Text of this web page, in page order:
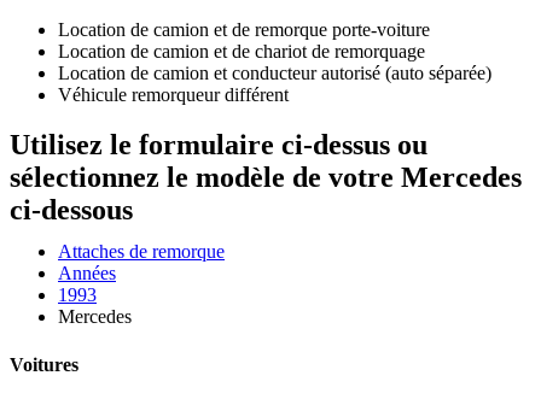
Location de camion et de remorque porte-voiture
Location de camion et de chariot de remorquage
Location de camion et conducteur autorisé (auto séparée)
Véhicule remorqueur différent
Utilisez le formulaire ci-dessus ou
sélectionnez le modèle de votre Mercedes
ci-dessous
Attaches de remorque
Années
1993
Mercedes
Voitures